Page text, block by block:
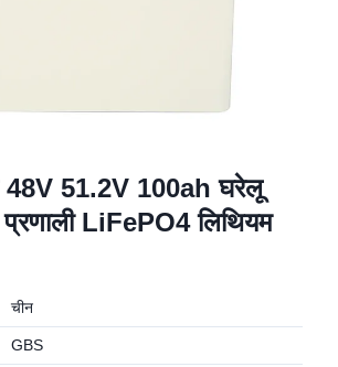
48V 51.2V 100ah घरेलू
प्रणाली LiFePO4 लिथियम
चीन
GBS